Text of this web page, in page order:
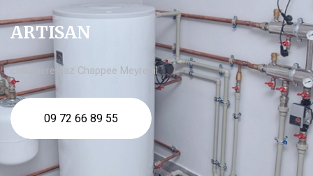
ARTISAN
chaudière gaz Chappee Meyreuil
09 72 66 89 55